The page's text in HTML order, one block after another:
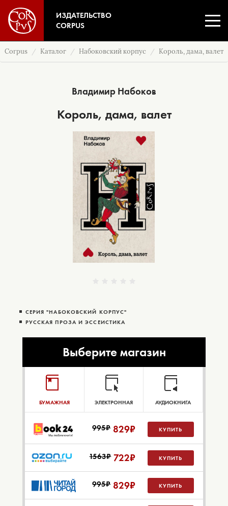
ИЗДАТЕЛЬСТВО
CORPUS
Corpus Каталог Набоковский корпус Король, дама, валет
Владимир Набоков
Король, дама, валет
СЕРИЯ "НАБОКОВСКИЙ КОРПУС"
РУССКАЯ ПРОЗА И ЭССЕИСТИКА
Выберите магазин
БУМАЖНАЯ ЭЛЕКТРОННАЯ АУДИОКНИГА
995₽ 829₽ КУПИТЬ
1563₽ 722₽ КУПИТЬ
995₽ 829₽ КУПИТЬ